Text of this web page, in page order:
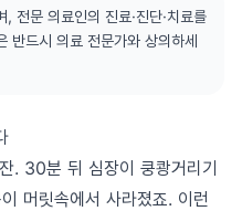
전문 의료인의 진료·진단·치료를
반드시 의료 전문가와 상의하세
. 30분 뒤 심장이 쿵쾅거리기
머릿속에서 사라졌죠. 이런